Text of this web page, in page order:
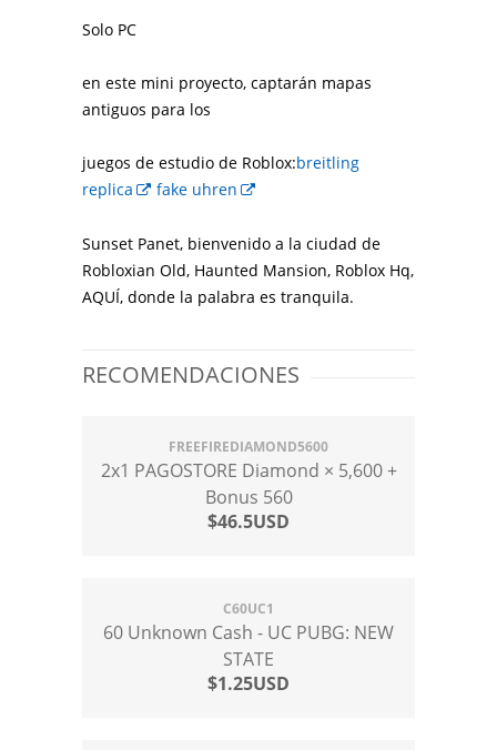
Solo PC
en este mini proyecto, captarán mapas
antiguos para los
juegos de estudio de Roblox:breitling
replica
fake uhren
Sunset Panet, bienvenido a la ciudad de
Robloxian Old, Haunted Mansion, Roblox Hq,
AQUÍ, donde la palabra es tranquila.
RECOMENDACIONES
FREEFIREDIAMOND5600
2x1 PAGOSTORE Diamond × 5,600 +
Bonus 560
$46.5USD
C60UC1
60 Unknown Cash - UC PUBG: NEW
STATE
$1.25USD